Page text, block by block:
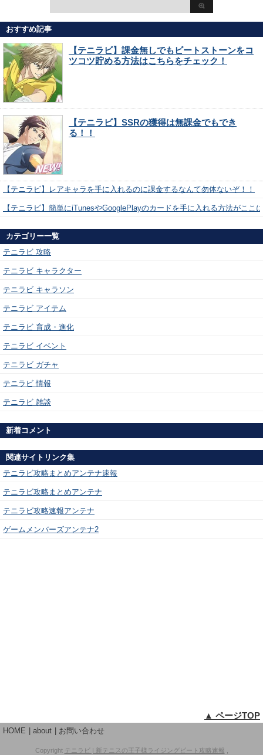
おすすめ記事
【テニラビ】課金無しでもビートストーンをコ
ツコツ貯める方法はこちらをチェック！
【テニラビ】SSRの獲得は無課金でもでき
る！！
【テニラビ】レアキャラを手に入れるのに課金するなんて勿体ないぞ！！
【テニラビ】簡単にiTunesやGooglePlayのカードを手に入れる方法がここ
カテゴリー一覧
テニラビ 攻略
テニラビ キャラクター
テニラビ キャラソン
テニラビ アイテム
テニラビ 育成・進化
テニラビ イベント
テニラビ ガチャ
テニラビ 情報
テニラビ 雑談
新着コメント
関連サイトリンク集
テニラビ攻略まとめアンテナ速報
テニラビ攻略まとめアンテナ
テニラビ攻略速報アンテナ
ゲームメンバーズアンテナ2
▲ ページTOP
HOME about お問い合わせ
Copyright テニラビ | 新テニスの王子様ライジングビート攻略速報